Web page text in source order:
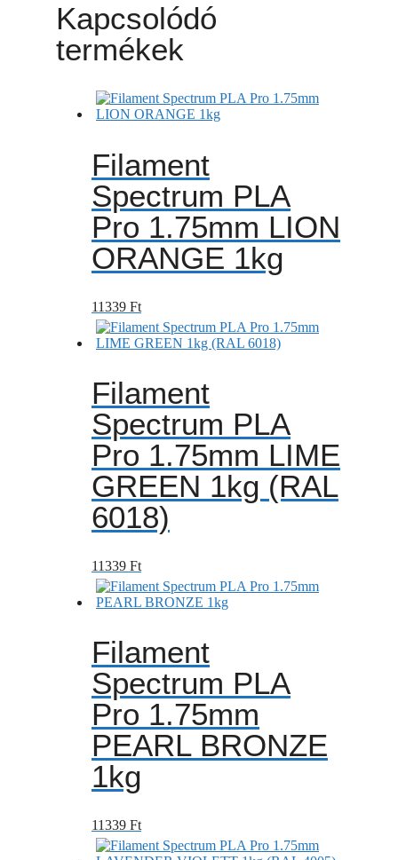
Kapcsolódó
termékek
Filament
Spectrum PLA
Pro 1.75mm LION
ORANGE 1kg
11339 Ft
Filament
Spectrum PLA
Pro 1.75mm LIME
GREEN 1kg (RAL
6018)
11339 Ft
Filament
Spectrum PLA
Pro 1.75mm
PEARL BRONZE
1kg
11339 Ft